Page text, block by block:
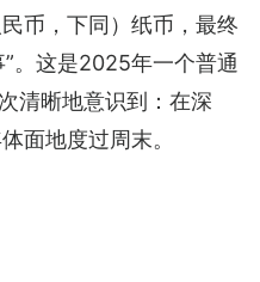
币，下同）纸币，最终
。这是2025年一个普通
清晰地意识到：在深
面地度过周末。